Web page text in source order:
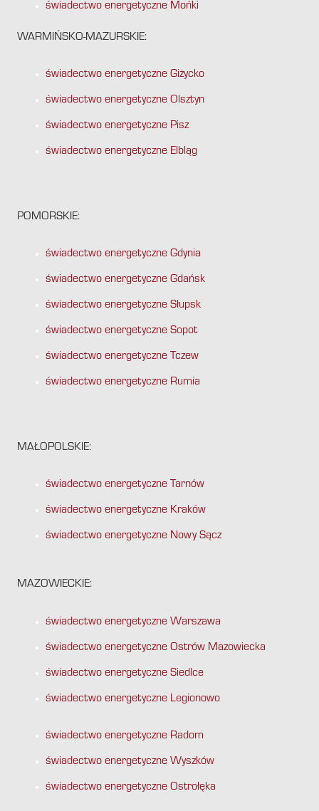
świadectwo energetyczne Mońki
WARMIŃSKO-MAZURSKIE:
świadectwo energetyczne Giżycko
świadectwo energetyczne Olsztyn
świadectwo energetyczne Pisz
świadectwo energetyczne Elbląg
POMORSKIE:
świadectwo energetyczne Gdynia
świadectwo energetyczne Gdańsk
świadectwo energetyczne Słupsk
świadectwo energetyczne Sopot
świadectwo energetyczne Tczew
świadectwo energetyczne Rumia
MAŁOPOLSKIE:
świadectwo energetyczne Tarnów
świadectwo energetyczne Kraków
świadectwo energetyczne Nowy Sącz
MAZOWIECKIE:
świadectwo energetyczne Warszawa
świadectwo energetyczne Ostrów Mazowiecka
świadectwo energetyczne Siedlce
świadectwo energetyczne Legionowo
świadectwo energetyczne Radom
świadectwo energetyczne Wyszków
świadectwo energetyczne Ostrołęka